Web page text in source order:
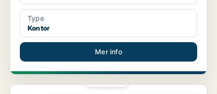
Type
Kontor
Mer info
Kontor i Göteborg Östra